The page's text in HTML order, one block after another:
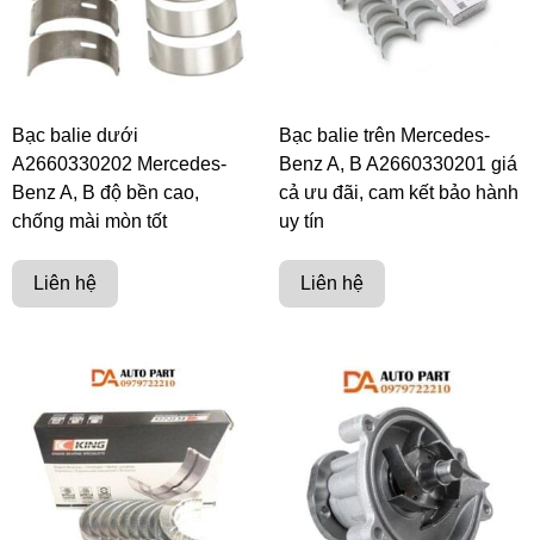
Bạc balie dưới
A2660330202 Mercedes-
Benz A, B độ bền cao,
chống mài mòn tốt
Liên hệ
Bạc balie trên Mercedes-
Benz A, B A2660330201 giá
cả ưu đãi, cam kết bảo hành
uy tín
Liên hệ